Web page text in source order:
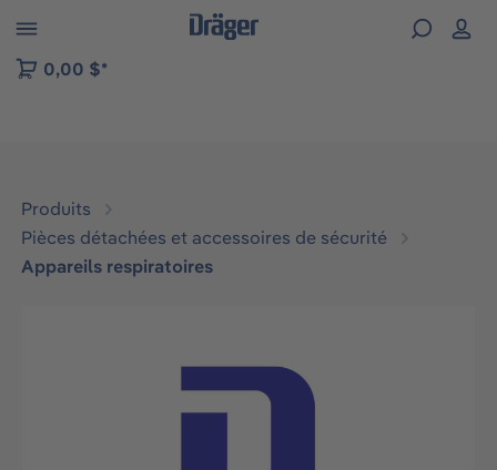
to B2B platform navigation
0,00 $*
Produits
Pièces détachées et accessoires de sécurité
Appareils respiratoires
Ignorer la galerie d'images